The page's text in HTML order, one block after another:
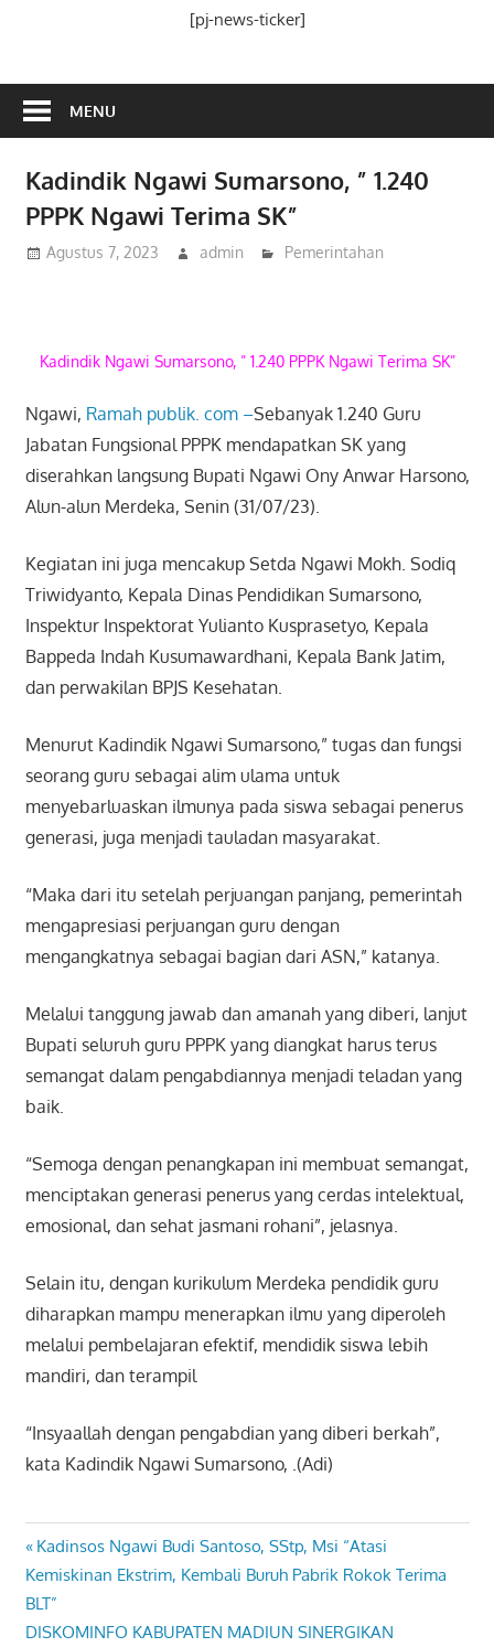
[pj-news-ticker]
MENU
Kadindik Ngawi Sumarsono, ” 1.240
PPPK Ngawi Terima SK”
Agustus 7, 2023 admin Pemerintahan
Kadindik Ngawi Sumarsono, ” 1.240 PPPK Ngawi Terima SK”
Ngawi, Ramah publik. com –Sebanyak 1.240 Guru
Jabatan Fungsional PPPK mendapatkan SK yang
diserahkan langsung Bupati Ngawi Ony Anwar Harsono,
Alun-alun Merdeka, Senin (31/07/23).
Kegiatan ini juga mencakup Setda Ngawi Mokh. Sodiq
Triwidyanto, Kepala Dinas Pendidikan Sumarsono,
Inspektur Inspektorat Yulianto Kusprasetyo, Kepala
Bappeda Indah Kusumawardhani, Kepala Bank Jatim,
dan perwakilan BPJS Kesehatan.
Menurut Kadindik Ngawi Sumarsono,” tugas dan fungsi
seorang guru sebagai alim ulama untuk
menyebarluaskan ilmunya pada siswa sebagai penerus
generasi, juga menjadi tauladan masyarakat.
“Maka dari itu setelah perjuangan panjang, pemerintah
mengapresiasi perjuangan guru dengan
mengangkatnya sebagai bagian dari ASN,” katanya.
Melalui tanggung jawab dan amanah yang diberi, lanjut
Bupati seluruh guru PPPK yang diangkat harus terus
semangat dalam pengabdiannya menjadi teladan yang
baik.
“Semoga dengan penangkapan ini membuat semangat,
menciptakan generasi penerus yang cerdas intelektual,
emosional, dan sehat jasmani rohani”, jelasnya.
Selain itu, dengan kurikulum Merdeka pendidik guru
diharapkan mampu menerapkan ilmu yang diperoleh
melalui pembelajaran efektif, mendidik siswa lebih
mandiri, dan terampil
“Insyaallah dengan pengabdian yang diberi berkah”,
kata Kadindik Ngawi Sumarsono, .(Adi)
Navigasi
pos
Previous
Post:
Kadinsos Ngawi Budi Santoso, SStp, Msi “Atasi
Kemiskinan Ekstrim, Kembali Buruh Pabrik Rokok Terima
BLT”
Next
DISKOMINFO KABUPATEN MADIUN SINERGIKAN